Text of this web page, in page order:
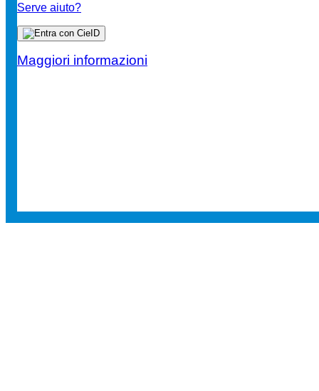
Serve aiuto?
Maggiori informazioni